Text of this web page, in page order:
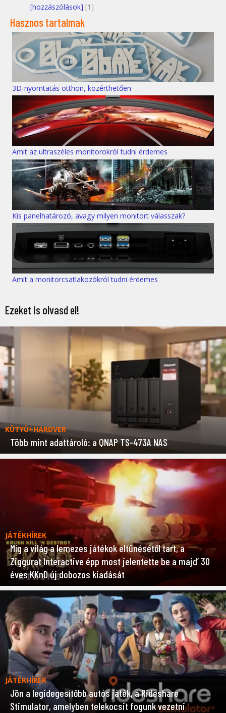
[hozzászólások] [1]
Hasznos tartalmak
3D-nyomtatás otthon, közérthetően
Amit az ultraszéles monitorokról tudni érdemes
Kis panelhatározó, avagy milyen monitort válasszak?
Amit a monitorcsatlakozókról tudni érdemes
Ezeket is olvasd el!
KÜTYÜ+HARDVER
Több mint adattároló: a QNAP TS-473A NAS
JÁTÉKHÍREK
Míg a világ a lemezes játékok eltűnésétől tart, a
Ziggurat Interactive épp most jelentette be a majd’ 30
éves KKnD új dobozos kiadását
JÁTÉKHÍREK
Jön a legidegesítőbb autós játék, a Rideshare
Stimulator, amelyben telekocsit fogunk vezetni